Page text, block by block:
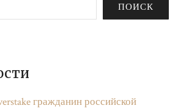
ПОИСК
гражданин российской